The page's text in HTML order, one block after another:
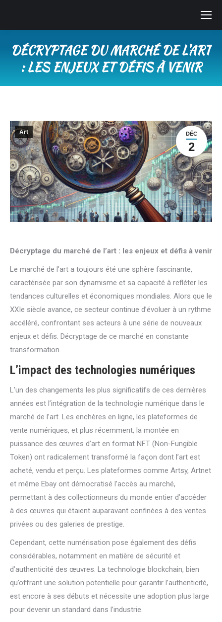
DÉCRYPTAGE DU MARCHÉ DE L’ART
: LES ENJEUX ET DÉFIS À VENIR
DÉC
2
Art
Décryptage du marché de l’art : les enjeux et défis à venir
Le marché de l’art a toujours été une sphère fascinante,
caractérisée par son dynamisme et sa capacité à refléter les
tendances culturelles et économiques mondiales. Alors que le
XXIe siècle avance, ce secteur continue d’évoluer à un rythme
accéléré, confrontant ses acteurs à une série de nouveaux
enjeux et défis. Décryptage de ce marché en constante
transformation.
L’impact des technologies numériques
L’un des changements les plus significatifs de ces dernières
années est l’intégration de la technologie numérique dans le
marché de l’art. Les enchères en ligne, les plateformes de
vente numériques, et plus récemment, la montée en
puissance des œuvres d’art en format NFT (Non-Fungible
Token) ont radicalement transformé la façon dont l’art est
acheté, vendu et perçu. Les plateformes comme Artsy, Artnet
et même Ebay ont démocratisé l’accès au marché,
permettant à des collectionneurs du monde entier d’accéder
à des œuvres qui étaient auparavant confinées à des ventes
privées ou des galeries de prestige.
Cependant, cette numérisation pose également des défis
considérables, notamment en matière de sécurité et
d’authenticité des œuvres. La technologie blockchain, bien
qu’offrant une solution potentielle pour garantir l’authenticité,
est encore à ses débuts et nécessite une adoption plus large
pour devenir un standard dans l’industrie.